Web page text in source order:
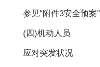
参见“附件3安全预案”
(四)机动人员
应对突发状况